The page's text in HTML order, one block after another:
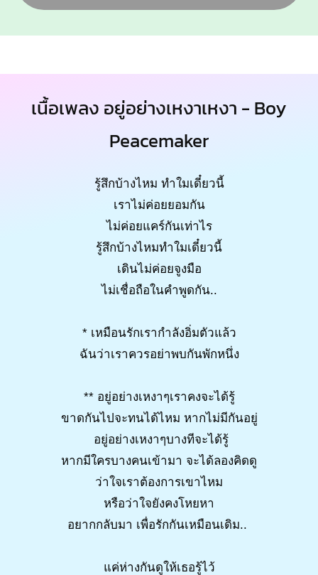
เนื้อเพลง อยู่อย่างเหงาเหงา - Boy
Peacemaker
รู้สึกบ้างไหม ทำใมเดี๋ยวนี้
เราไม่ค่อยยอมกัน
ไม่ค่อยแคร์กันเท่าไร
รู้สึกบ้างไหมทำใมเดี๋ยวนี้
เดินไม่ค่อยจูงมือ
ไม่เชื่อถือในคำพูดกัน..
* เหมือนรักเรากำลังอิ่มตัวแล้ว
ฉันว่าเราควรอย่าพบกันพักหนึ่ง
** อยู่อย่างเหงาๆเราคงจะได้รู้
ขาดกันไปจะทนได้ไหม หากไม่มีกันอยู่
อยู่อย่างเหงาๆบางทีจะได้รู้
หากมีใครบางคนเข้ามา จะได้ลองคิดดู
ว่าใจเราต้องการเขาไหม
หรือว่าใจยังคงโหยหา
อยากกลับมา เพื่อรักกันเหมือนเดิม..
แค่ห่างกันดูให้เธอรู้ไว้